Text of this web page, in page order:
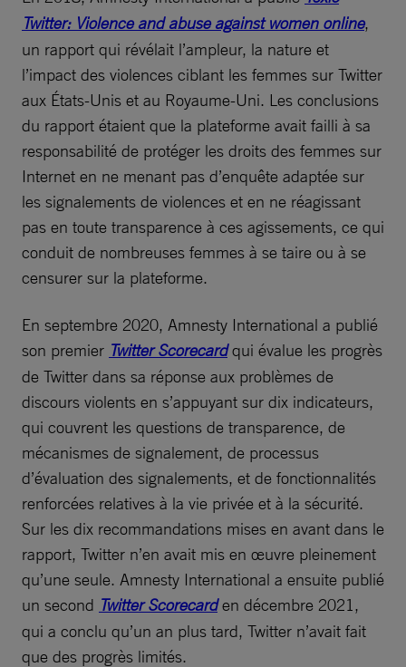
Twitter: Violence and abuse against women online,
un rapport qui révélait l’ampleur, la nature et
l’impact des violences ciblant les femmes sur Twitter
aux États-Unis et au Royaume-Uni. Les conclusions
du rapport étaient que la plateforme avait failli à sa
responsabilité de protéger les droits des femmes sur
Internet en ne menant pas d’enquête adaptée sur
les signalements de violences et en ne réagissant
pas en toute transparence à ces agissements, ce qui
conduit de nombreuses femmes à se taire ou à se
censurer sur la plateforme.
En septembre 2020, Amnesty International a publié
son premier Twitter Scorecardqui évalue les progrès
de Twitter dans sa réponse aux problèmes de
discours violents en s’appuyant sur dix indicateurs,
qui couvrent les questions de transparence, de
mécanismes de signalement, de processus
d’évaluation des signalements, et de fonctionnalités
renforcées relatives à la vie privée et à la sécurité.
Sur les dix recommandations mises en avant dans le
rapport, Twitter n’en avait mis en œuvre pleinement
qu’une seule. Amnesty International a ensuite publié
un second Twitter Scorecarden décembre 2021,
qui a conclu qu’un an plus tard, Twitter n’avait fait
que des progrès limités.